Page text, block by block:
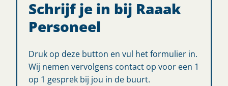
Schrijf je in bij Raaak
Personeel
Druk op deze button en vul het formulier in.
Wij nemen vervolgens contact op voor een 1
op 1 gesprek bij jou in de buurt.